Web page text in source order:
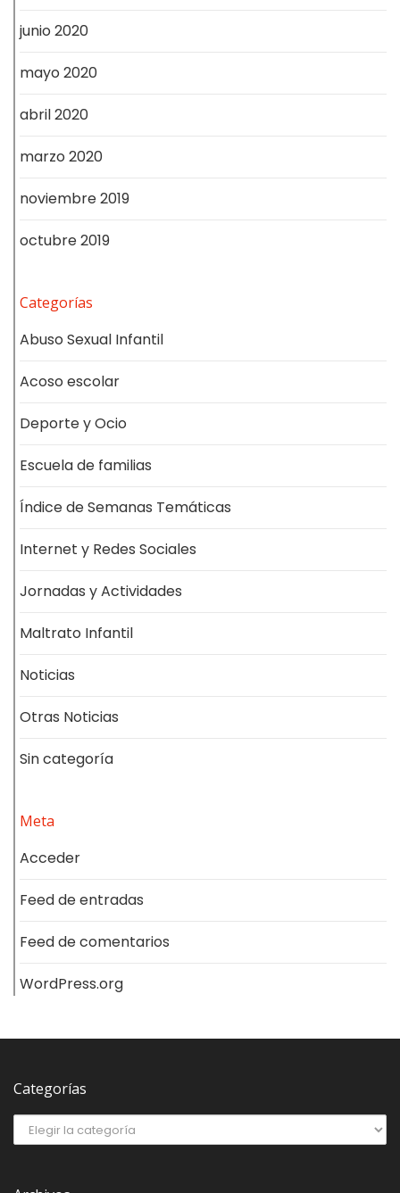
junio 2020
mayo 2020
abril 2020
marzo 2020
noviembre 2019
octubre 2019
Categorías
Abuso Sexual Infantil
Acoso escolar
Deporte y Ocio
Escuela de familias
Índice de Semanas Temáticas
Internet y Redes Sociales
Jornadas y Actividades
Maltrato Infantil
Noticias
Otras Noticias
Sin categoría
Meta
Acceder
Feed de entradas
Feed de comentarios
WordPress.org
Categorías